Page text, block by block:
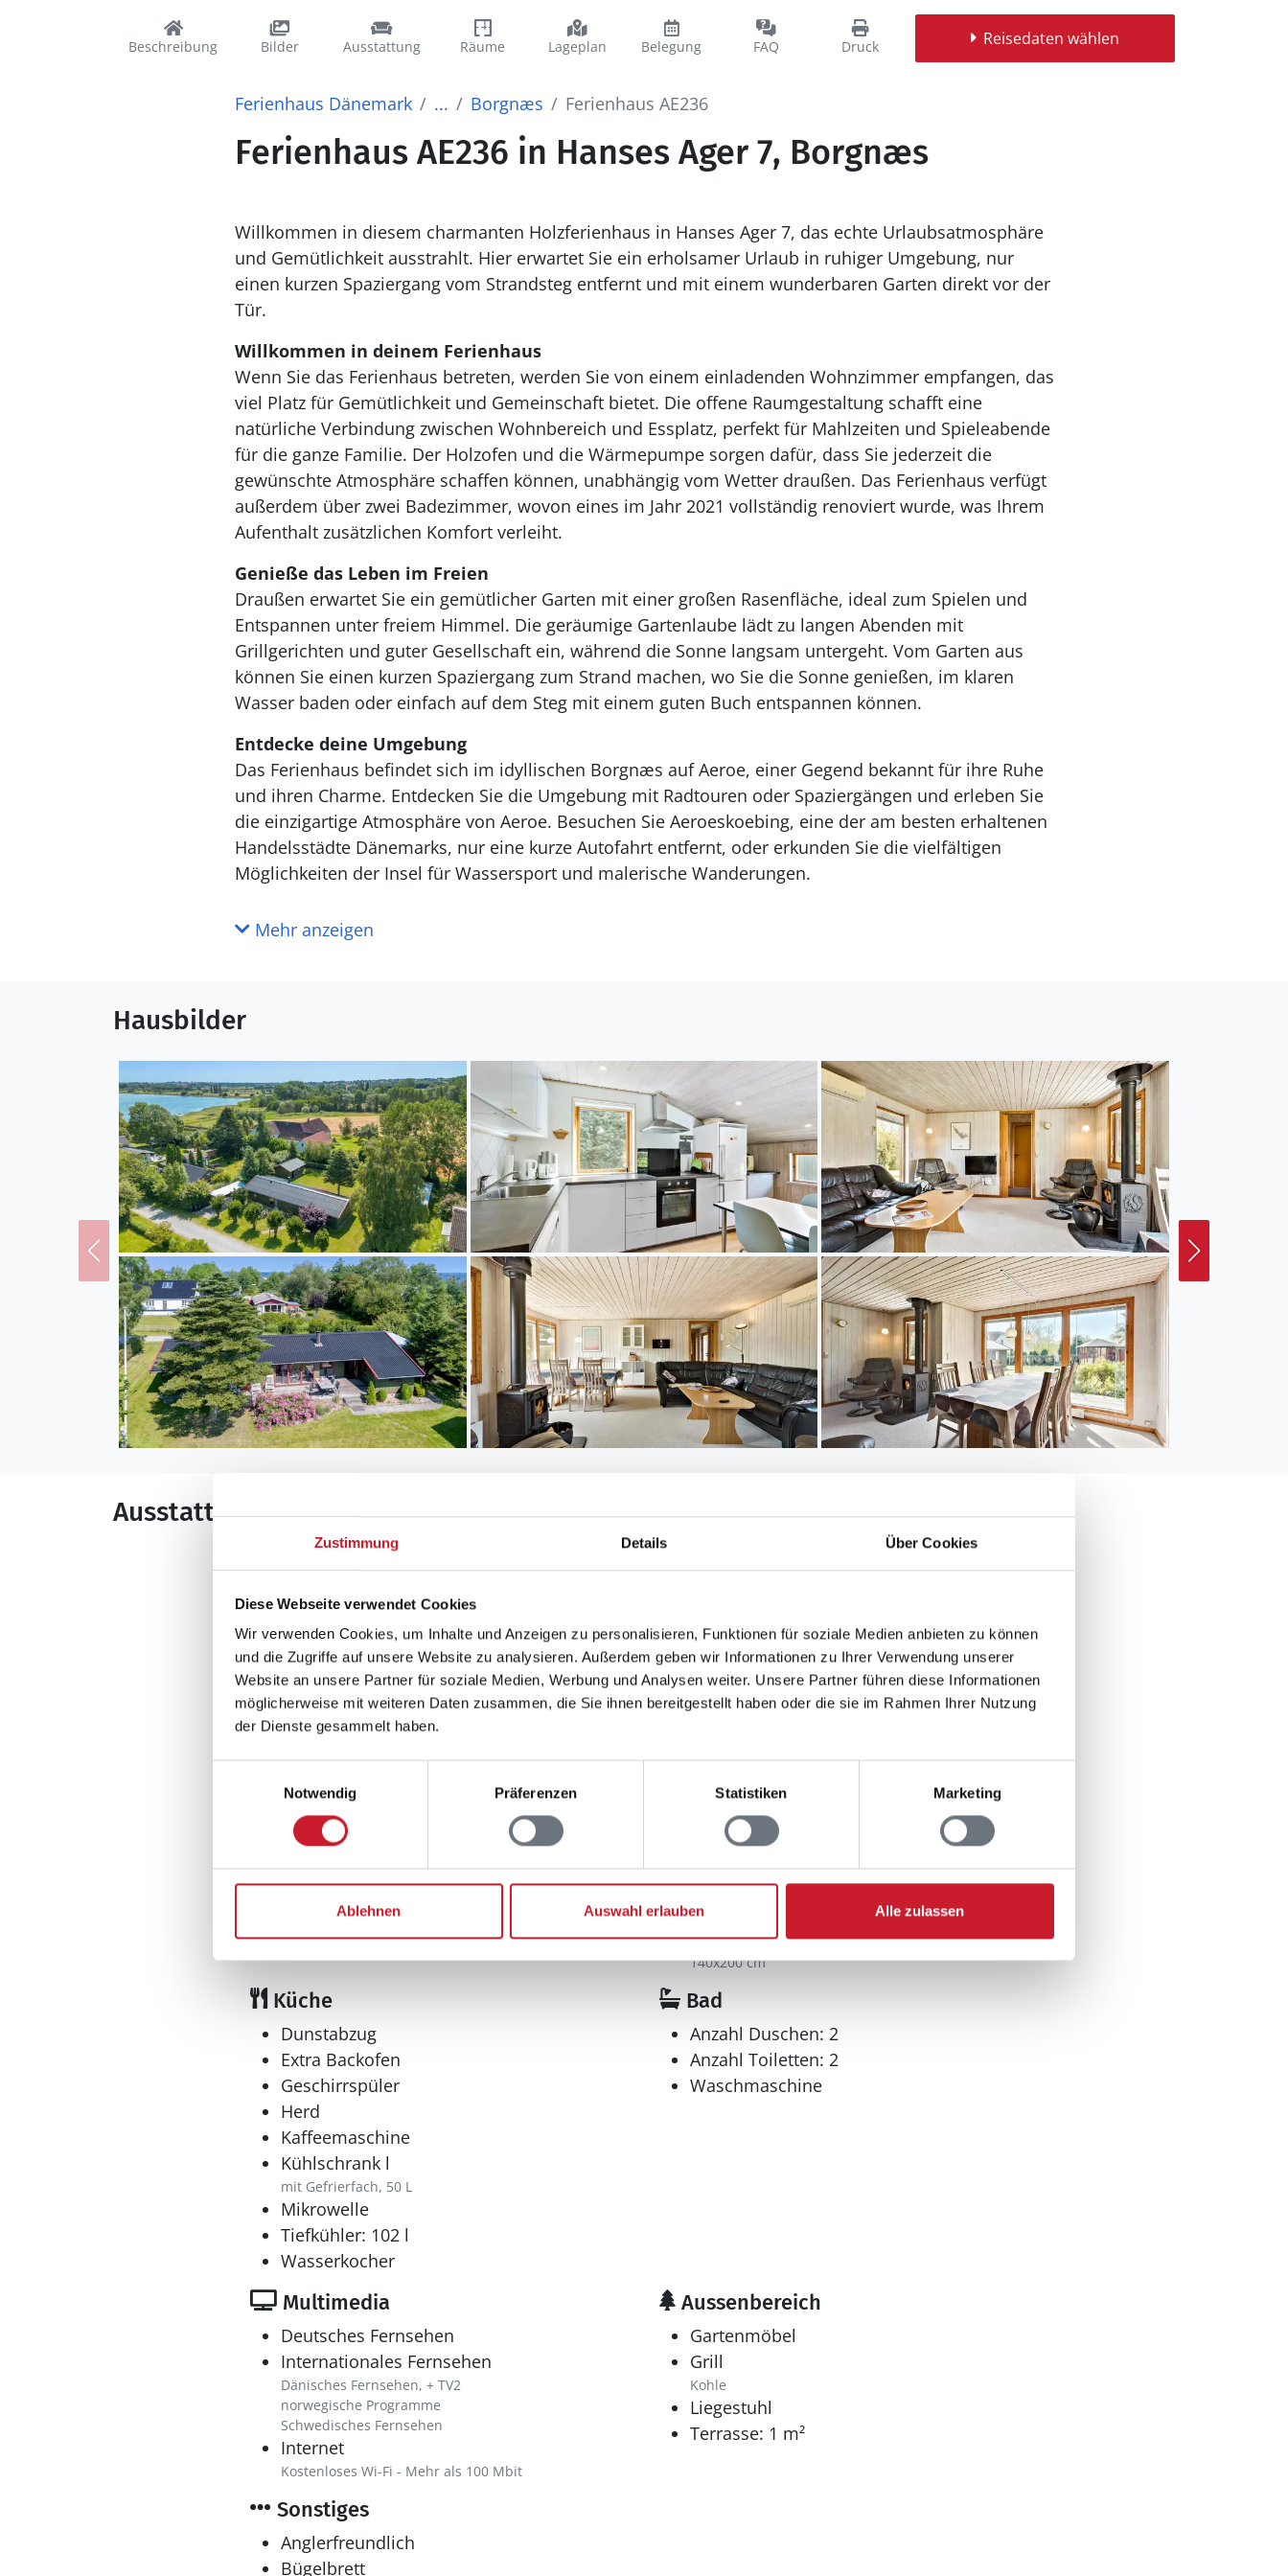
Zustimmung Details Über Cookies
Diese Webseite verwendet Cookies
Wir verwenden Cookies, um Inhalte und Anzeigen zu personalisieren, Funktionen für soziale Medien anbieten zu können
und die Zugriffe auf unsere Website zu analysieren. Außerdem geben wir Informationen zu Ihrer Verwendung unserer
Website an unsere Partner für soziale Medien, Werbung und Analysen weiter. Unsere Partner führen diese Informationen
möglicherweise mit weiteren Daten zusammen, die Sie ihnen bereitgestellt haben oder die sie im Rahmen Ihrer Nutzung
der Dienste gesammelt haben.
Notwendig
Präferenzen Statistiken Marketing
Ablehnen Auswahl erlauben Alle zulassen
Beschreibung Bilder Ausstattung Räume Lageplan Belegung FAQ Druck Reisedaten wählen
Ferienhaus Dänemark ... Borgnæs Ferienhaus AE236
Ferienhaus AE236 in Hanses Ager 7, Borgnæs
Willkommen in diesem charmanten Holzferienhaus in Hanses Ager 7, das echte Urlaubsatmosphäre
und Gemütlichkeit ausstrahlt. Hier erwartet Sie ein erholsamer Urlaub in ruhiger Umgebung, nur
einen kurzen Spaziergang vom Strandsteg entfernt und mit einem wunderbaren Garten direkt vor der
Tür.
Willkommen in deinem Ferienhaus
Wenn Sie das Ferienhaus betreten, werden Sie von einem einladenden Wohnzimmer empfangen, das
viel Platz für Gemütlichkeit und Gemeinschaft bietet. Die offene Raumgestaltung schafft eine
natürliche Verbindung zwischen Wohnbereich und Essplatz, perfekt für Mahlzeiten und Spieleabende
für die ganze Familie. Der Holzofen und die Wärmepumpe sorgen dafür, dass Sie jederzeit die
gewünschte Atmosphäre schaffen können, unabhängig vom Wetter draußen. Das Ferienhaus verfügt
außerdem über zwei Badezimmer, wovon eines im Jahr 2021 vollständig renoviert wurde, was Ihrem
Aufenthalt zusätzlichen Komfort verleiht.
Genieße das Leben im Freien
Draußen erwartet Sie ein gemütlicher Garten mit einer großen Rasenfläche, ideal zum Spielen und
Entspannen unter freiem Himmel. Die geräumige Gartenlaube lädt zu langen Abenden mit
Grillgerichten und guter Gesellschaft ein, während die Sonne langsam untergeht. Vom Garten aus
können Sie einen kurzen Spaziergang zum Strand machen, wo Sie die Sonne genießen, im klaren
Wasser baden oder einfach auf dem Steg mit einem guten Buch entspannen können.
Entdecke deine Umgebung
Das Ferienhaus befindet sich im idyllischen Borgnæs auf Aeroe, einer Gegend bekannt für ihre Ruhe
und ihren Charme. Entdecken Sie die Umgebung mit Radtouren oder Spaziergängen und erleben Sie
die einzigartige Atmosphäre von Aeroe. Besuchen Sie Aeroeskoebing, eine der am besten erhaltenen
Handelsstädte Dänemarks, nur eine kurze Autofahrt entfernt, oder erkunden Sie die vielfältigen
Möglichkeiten der Insel für Wassersport und malerische Wanderungen.
Mehr anzeigen
Hausbilder
Ausstattung
Allgemeines
Anzahl Personen: 6
Baujahr: 1986
Carport
Grundstücksfläche: 820 m²
Garten
Inkl. Endreinigung
Wohnfläche: 94 m²
Entfernungen
Abstand Golfplatz: 15.000 m
Abstand Restaurant: 2.000 m
Abstand Strand: 100 m
Sand-/Steinstrand
Wohnbereich
Kaminofen
Schlafbereich
Anzahl Doppelbetten: 2
180x200 cm
Anzahl Schlafcouches (doppel): 1
140x200 cm
Küche
Dunstabzug
Extra Backofen
Geschirrspüler
Herd
Kaffeemaschine
Kühlschrank l
mit Gefrierfach, 50 L
Mikrowelle
Tiefkühler: 102 l
Wasserkocher
Bad
Anzahl Duschen: 2
Anzahl Toiletten: 2
Waschmaschine
Multimedia
Deutsches Fernsehen
Internationales Fernsehen
Dänisches Fernsehen, + TV2
norwegische Programme
Schwedisches Fernsehen
Internet
Kostenloses Wi-Fi - Mehr als 100 Mbit
Aussenbereich
Gartenmöbel
Grill
Kohle
Liegestuhl
Terrasse: 1 m²
Sonstiges
Anglerfreundlich
Bügelbrett